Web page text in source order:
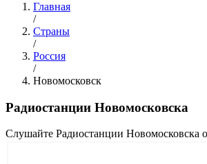
Главная
/
Страны
/
Россия
/
Новомосковск
Радиостанции Новомосковска
Cлушайте Радиостанции Новомосковска